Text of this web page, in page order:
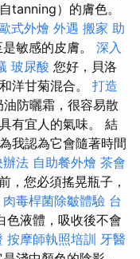
tanning）的膚色。
式外燴 外遇 搬家 助
敏感的皮膚。 深入
玻尿酸 您好，貝洛
洋甘菊混合。 打造
防曬霜，很容易散
有宜人的氣味。 結
我認為它會隨著時間
辦法 自助餐外燴 茶會
，您必須搖晃瓶子，
肉毒桿菌除皺體驗 台
色液體，吸收後不會
按摩師執照培訓 牙醫